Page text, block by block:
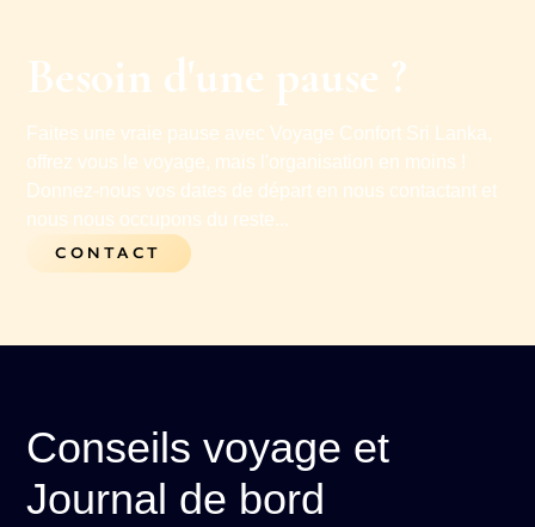
Besoin d'une pause ?
Faites une vraie pause avec Voyage Confort Sri Lanka,
offrez vous le voyage, mais l'organisation en moins !
Donnez-nous vos dates de départ en nous contactant et
nous nous occupons du reste...
CONTACT
Conseils voyage et
Journal de bord